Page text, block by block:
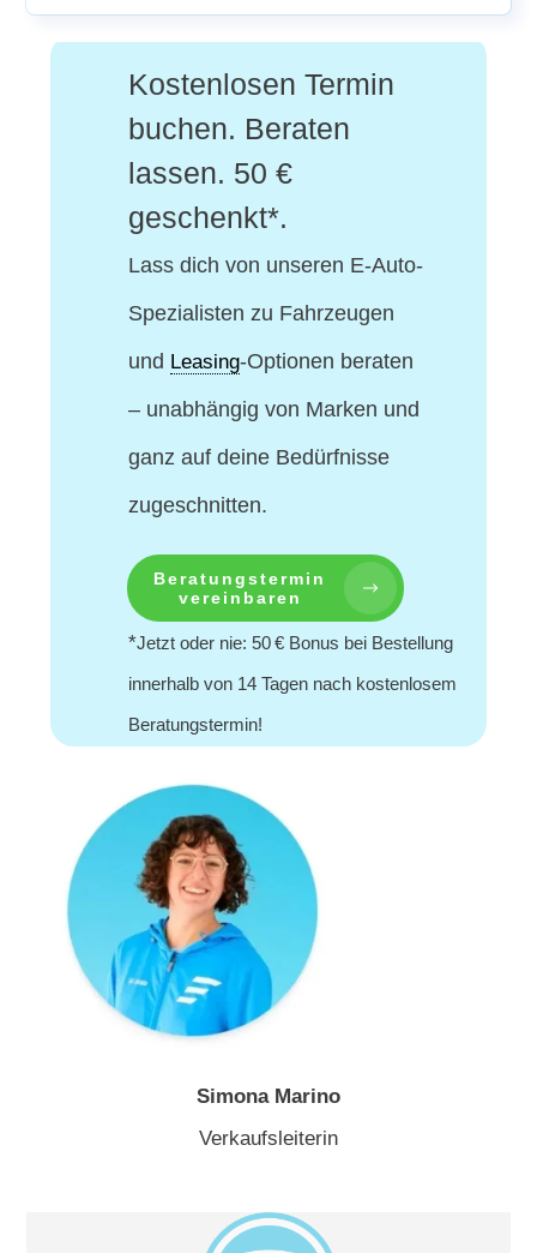
Kostenlosen Termin
buchen. Beraten
lassen. 50 €
geschenkt*.
Lass dich von unseren E-Auto-
Spezialisten zu Fahrzeugen
und Leasing-Optionen beraten
– unabhängig von Marken und
ganz auf deine Bedürfnisse
zugeschnitten.
Beratungstermin
vereinbaren
*Jetzt oder nie: 50 € Bonus bei Bestellung
innerhalb von 14 Tagen nach kostenlosem
Beratungstermin!
Simona Marino
Verkaufsleiterin